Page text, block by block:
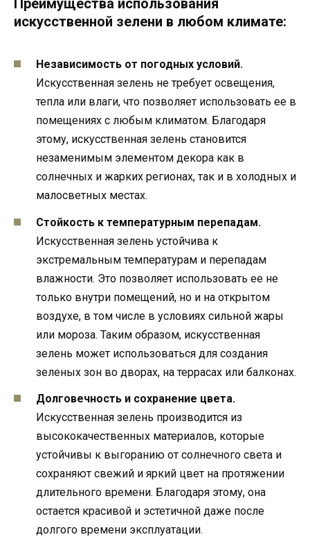
Преимущества использования
искусственной зелени в любом климате:
Независимость от погодных условий.
Искусственная зелень не требует освещения,
тепла или влаги, что позволяет использовать ее в
помещениях с любым климатом. Благодаря
этому, искусственная зелень становится
незаменимым элементом декора как в
солнечных и жарких регионах, так и в холодных и
малосветных местах.
Стойкость к температурным перепадам.
Искусственная зелень устойчива к
экстремальным температурам и перепадам
влажности. Это позволяет использовать ее не
только внутри помещений, но и на открытом
воздухе, в том числе в условиях сильной жары
или мороза. Таким образом, искусственная
зелень может использоваться для создания
зеленых зон во дворах, на террасах или балконах.
Долговечность и сохранение цвета.
Искусственная зелень производится из
высококачественных материалов, которые
устойчивы к выгоранию от солнечного света и
сохраняют свежий и яркий цвет на протяжении
длительного времени. Благодаря этому, она
остается красивой и эстетичной даже после
долгого времени эксплуатации.